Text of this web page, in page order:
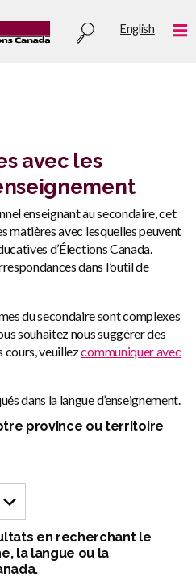
Utility
English
avec les
enseignant au secondaire, cet
matières avec lesquelles peuvent
d’Élections Canada.
dans l’outil de
du secondaire sont complexes
souhaitez nous suggérer des
cours, veuillezcommuniquer avec
dans la langue d’enseignement.
province ou territoire
en recherchant le
la langue ou la